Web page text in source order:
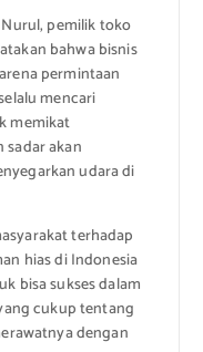
pemilik toko
bahwa bisnis
permintaan
mencari
memikat
sadar akan
udara di
terhadap
hias di Indonesia
bisa sukses dalam
cukup tentang
dengan